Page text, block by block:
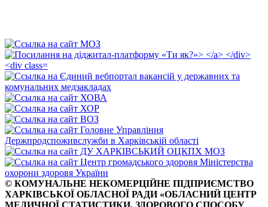
© КОМУНАЛЬНЕ НЕКОМЕРЦІЙНЕ ПІДПРИЄМСТВО
ХАРКІВСЬКОЇ ОБЛАСНОЇ РАДИ «ОБЛАСНИЙ ЦЕНТР
МЕДИЧНОЇ СТАТИСТИКИ, ЗДОРОВОГО СПОСОБУ